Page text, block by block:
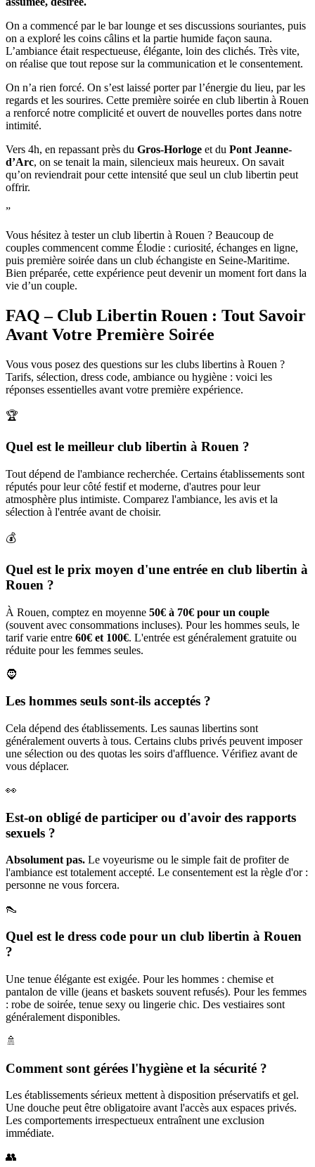
On a commencé par le bar lounge et ses discussions souriantes, puis
on a exploré les coins câlins et la partie humide façon sauna.
L’ambiance était respectueuse, élégante, loin des clichés. Très vite,
on réalise que tout repose sur la communication et le consentement.
On n’a rien forcé. On s’est laissé porter par l’énergie du lieu, par les
regards et les sourires. Cette première soirée en club libertin à Rouen
a renforcé notre complicité et ouvert de nouvelles portes dans notre
intimité.
Vers 4h, en repassant près du Gros-Horloge et du Pont Jeanne-
d’Arc, on se tenait la main, silencieux mais heureux. On savait
qu’on reviendrait pour cette intensité que seul un club libertin peut
offrir.
”
Vous hésitez à tester un club libertin à Rouen ? Beaucoup de
couples commencent comme Élodie : curiosité, échanges en ligne,
puis première soirée dans un club échangiste en Seine-Maritime.
Bien préparée, cette expérience peut devenir un moment fort dans la
vie d’un couple.
FAQ – Club Libertin Rouen : Tout Savoir
Avant Votre Première Soirée
Vous vous posez des questions sur les clubs libertins à Rouen ?
Tarifs, sélection, dress code, ambiance ou hygiène : voici les
réponses essentielles avant votre première expérience.
🏆
Quel est le meilleur club libertin à Rouen ?
Tout dépend de l'ambiance recherchée. Certains établissements sont
réputés pour leur côté festif et moderne, d'autres pour leur
atmosphère plus intimiste. Comparez l'ambiance, les avis et la
sélection à l'entrée avant de choisir.
💰
Quel est le prix moyen d'une entrée en club libertin à
Rouen ?
À Rouen, comptez en moyenne 50€ à 70€ pour un couple
(souvent avec consommations incluses). Pour les hommes seuls, le
tarif varie entre 60€ et 100€. L'entrée est généralement gratuite ou
réduite pour les femmes seules.
🧔
Les hommes seuls sont-ils acceptés ?
Cela dépend des établissements. Les saunas libertins sont
généralement ouverts à tous. Certains clubs privés peuvent imposer
une sélection ou des quotas les soirs d'affluence. Vérifiez avant de
vous déplacer.
👀
Est-on obligé de participer ou d'avoir des rapports
sexuels ?
Absolument pas. Le voyeurisme ou le simple fait de profiter de
l'ambiance est totalement accepté. Le consentement est la règle d'or :
personne ne vous forcera.
👠
Quel est le dress code pour un club libertin à Rouen
?
Une tenue élégante est exigée. Pour les hommes : chemise et
pantalon de ville (jeans et baskets souvent refusés). Pour les femmes
: robe de soirée, tenue sexy ou lingerie chic. Des vestiaires sont
généralement disponibles.
🚿
Comment sont gérées l'hygiène et la sécurité ?
Les établissements sérieux mettent à disposition préservatifs et gel.
Une douche peut être obligatoire avant l'accès aux espaces privés.
Les comportements irrespectueux entraînent une exclusion
immédiate.
👥